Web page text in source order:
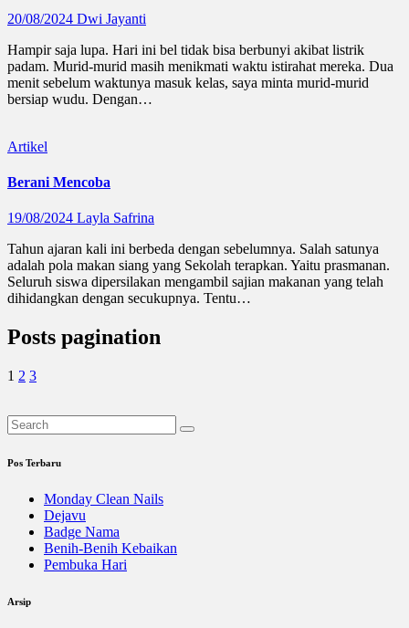
20/08/2024 Dwi Jayanti
Hampir saja lupa. Hari ini bel tidak bisa berbunyi akibat listrik
padam. Murid-murid masih menikmati waktu istirahat mereka. Dua
menit sebelum waktunya masuk kelas, saya minta murid-murid
bersiap wudu. Dengan…
Artikel
Berani Mencoba
19/08/2024 Layla Safrina
Tahun ajaran kali ini berbeda dengan sebelumnya. Salah satunya
adalah pola makan siang yang Sekolah terapkan. Yaitu prasmanan.
Seluruh siswa dipersilakan mengambil sajian makanan yang telah
dihidangkan dengan secukupnya. Tentu…
Posts pagination
1 2 3
Pos Terbaru
Monday Clean Nails
Dejavu
Badge Nama
Benih-Benih Kebaikan
Pembuka Hari
Arsip